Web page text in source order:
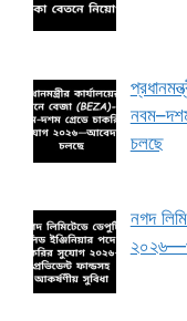
চলছে
নগদ